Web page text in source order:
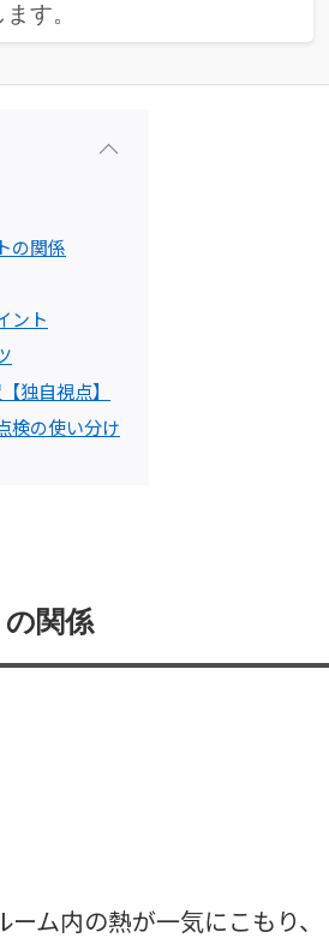
す。
の関係
ント
独自視点】
検の使い分け
関係
ーム内の熱が一気にこもり、